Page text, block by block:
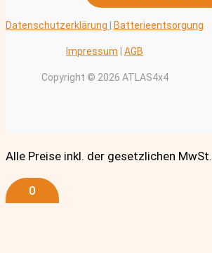
Datenschutzerklärung Batterieentsorgung
Impressum AGB
Copyright © 2026 ATLAS4x4
Alle Preise inkl. der gesetzlichen MwSt.
0